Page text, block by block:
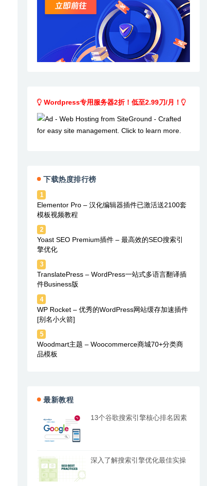
Wordpress专用服务器2折！低至2.99刀/月！
下载热度排行榜
1
Elementor Pro – 汉化编辑器插件已激活送2100套
模板视频教程
2
Yoast SEO Premium插件 – 最高效的SEO搜索引
擎优化
3
TranslatePress – WordPress一站式多语言翻译插
件Business版
4
WP Rocket – 优秀的WordPress网站缓存加速插件
[别名小火箭]
5
Woodmart主题 – Woocommerce商城70+分类商
品模板
最新教程
13个谷歌搜索引擎核心排名因素
深入了解搜索引擎优化最佳实操